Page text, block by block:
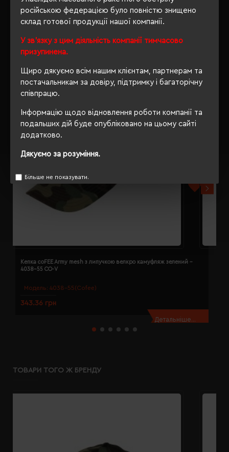
російською федерацією було повністю знищено
склад готової продукції нашої компанії.
У зв'язку з цим діяльність компанії тимчасово
призупинена.
Щиро дякуємо всім нашим клієнтам, партнерам та
постачальникам за довіру, підтримку і багаторічну
співпрацю.
Інформацію щодо відновлення роботи компанії та
подальших дій буде опубліковано на цьому сайті
додатково.
Дякуємо за розуміння.
Більше не показувати.
РЕКОМЕНДУЄМО
Модель: 4038-55(Cofee)
Кепка coFEE Army mesh з липучкою велкро камуфляж зелений -
4038-55 CO-V
343.36 грн
Детальніше...
ТОВАРИ ТОГО Ж БРЕНДУ